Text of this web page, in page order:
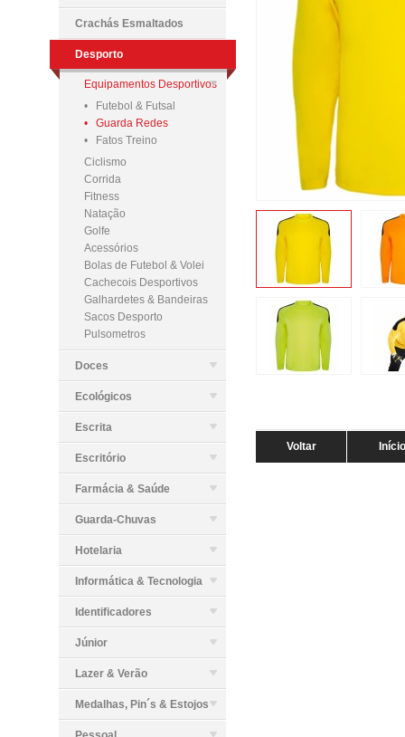
Crachás Esmaltados
Desporto
Equipamentos Desportivos
• Futebol & Futsal
• Guarda Redes
• Fatos Treino
Ciclismo
Corrida
Fitness
Natação
Golfe
Acessórios
Bolas de Futebol & Volei
Cachecois Desportivos
Galhardetes & Bandeiras
Sacos Desporto
Pulsometros
Doces
Ecológicos
Escrita
Escritório
Farmácia & Saúde
Guarda-Chuvas
Hotelaria
Informática & Tecnologia
Identificadores
Júnior
Lazer & Verão
Medalhas, Pin´s & Estojos
Voltar Início